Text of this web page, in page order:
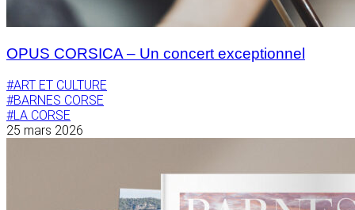
OPUS CORSICA – Un concert exceptionnel
#ART ET CULTURE
#BARNES CORSE
#LA CORSE
25 mars 2026